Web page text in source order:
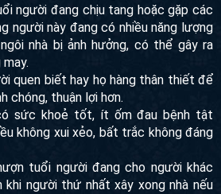
nam giới mang năng lượng dương
vị trí dương trạch. Như vậy sẽ thuận
mắn, vượng khí cho ngôi nhà mới.
người đang chịu tang hoặc gặp
những người này đang có nhiều
để tránh ngôi nhà bị ảnh hưởng, có
không may.
quen biết hay họ hàng thân thiết
chóng, thuận lợi hơn.
sức khoẻ tốt, ít ốm đau bệnh tật giúp
xui xẻo, bất trắc không đáng có.